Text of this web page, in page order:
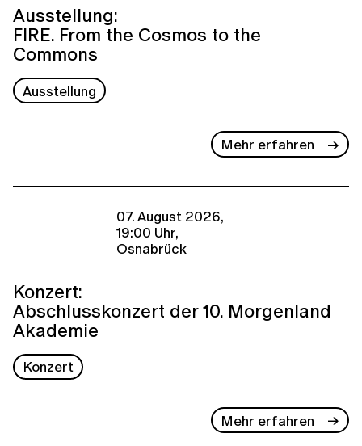
Ausstellung:
FIRE. From the Cosmos to the
Commons
Ausstellung
Mehr erfahren
07. August 2026,
19:00 Uhr,
Osnabrück
Konzert:
Abschlusskonzert der 10. Morgenland
Akademie
Konzert
Mehr erfahren